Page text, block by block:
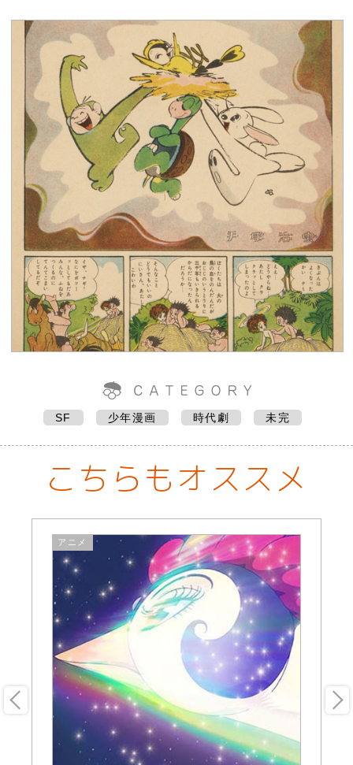
SF 少年漫画 時代劇 未完
こちらもオススメ
アニメ